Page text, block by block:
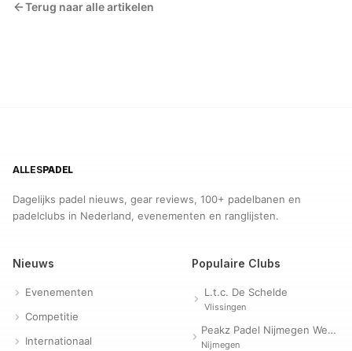
Terug naar alle artikelen
ALLESPADEL
Dagelijks padel nieuws, gear reviews, 100+ padelbanen en
padelclubs in Nederland, evenementen en ranglijsten.
Nieuws
Evenementen
Competitie
Internationaal
Populaire Clubs
L.t.c. De Schelde
Vlissingen
Peakz Padel Nijmegen Westerpark | Padelclub
Nijmegen